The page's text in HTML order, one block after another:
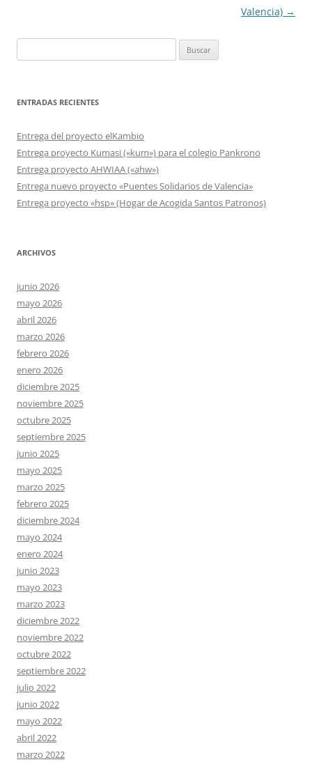
Valencia) →
ENTRADAS RECIENTES
Entrega del proyecto elKambio
Entrega proyecto Kumasi («kum») para el colegio Pankrono
Entrega proyecto AHWIAA («ahw»)
Entrega nuevo proyecto «Puentes Solidarios de Valencia»
Entrega proyecto «hsp» (Hogar de Acogida Santos Patronos)
ARCHIVOS
junio 2026
mayo 2026
abril 2026
marzo 2026
febrero 2026
enero 2026
diciembre 2025
noviembre 2025
octubre 2025
septiembre 2025
junio 2025
mayo 2025
marzo 2025
febrero 2025
diciembre 2024
mayo 2024
enero 2024
junio 2023
mayo 2023
marzo 2023
diciembre 2022
noviembre 2022
octubre 2022
septiembre 2022
julio 2022
junio 2022
mayo 2022
abril 2022
marzo 2022